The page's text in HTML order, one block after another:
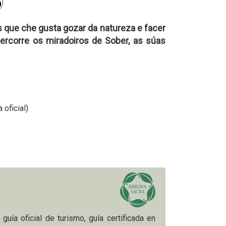
que che gusta gozar da natureza e facer
os miradoiros de Sober, as súas
oficial)
guía oficial de turismo, guía certificada en